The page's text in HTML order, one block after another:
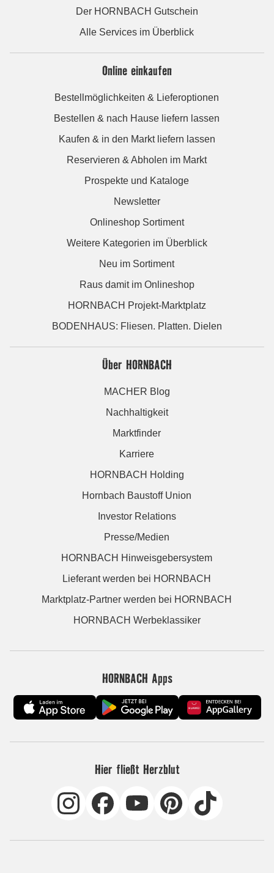
Der HORNBACH Gutschein
Alle Services im Überblick
Online einkaufen
Bestellmöglichkeiten & Lieferoptionen
Bestellen & nach Hause liefern lassen
Kaufen & in den Markt liefern lassen
Reservieren & Abholen im Markt
Prospekte und Kataloge
Newsletter
Onlineshop Sortiment
Weitere Kategorien im Überblick
Neu im Sortiment
Raus damit im Onlineshop
HORNBACH Projekt-Marktplatz
BODENHAUS: Fliesen. Platten. Dielen
Über HORNBACH
MACHER Blog
Nachhaltigkeit
Marktfinder
Karriere
HORNBACH Holding
Hornbach Baustoff Union
Investor Relations
Presse/Medien
HORNBACH Hinweisgebersystem
Lieferant werden bei HORNBACH
Marktplatz-Partner werden bei HORNBACH
HORNBACH Werbeklassiker
HORNBACH Apps
Hier fließt Herzblut